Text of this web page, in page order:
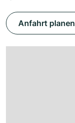
Anfahrt planen